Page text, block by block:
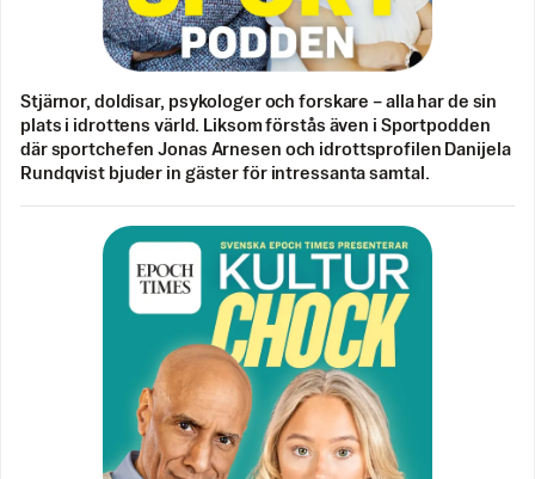
Stjärnor, doldisar, psykologer och forskare – alla har de sin
plats i idrottens värld. Liksom förstås även i Sportpodden
där sportchefen Jonas Arnesen och idrottsprofilen Danijela
Rundqvist bjuder in gäster för intressanta samtal.